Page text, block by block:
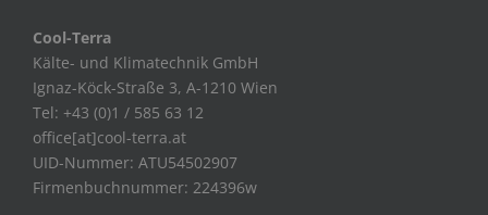
Cool-Terra
Kälte- und Klimatechnik GmbH
Ignaz-Köck-Straße 3, A-1210 Wien
Tel: +43 (0)1 / 585 63 12
office[at]cool-terra.at
UID-Nummer: ATU54502907
Firmenbuchnummer: 224396w